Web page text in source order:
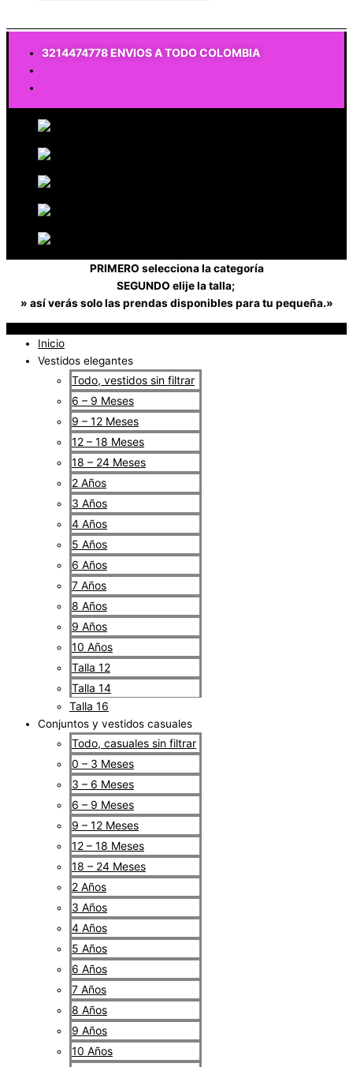
3214474778 ENVIOS A TODO COLOMBIA
PRIMERO selecciona la categoría
SEGUNDO elije la talla;
» así verás solo las prendas disponibles para tu pequeña.»
Inicio
Vestidos elegantes
Todo, vestidos sin filtrar
6 – 9 Meses
9 – 12 Meses
12 – 18 Meses
18 – 24 Meses
2 Años
3 Años
4 Años
5 Años
6 Años
7 Años
8 Años
9 Años
10 Años
Talla 12
Talla 14
Talla 16
Conjuntos y vestidos casuales
Todo, casuales sin filtrar
0 – 3 Meses
3 – 6 Meses
6 – 9 Meses
9 – 12 Meses
12 – 18 Meses
18 – 24 Meses
2 Años
3 Años
4 Años
5 Años
6 Años
7 Años
8 Años
9 Años
10 Años